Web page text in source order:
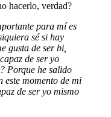
hacerlo, verdad?
para mí es
sé si hay
gusta de ser bi,
de ser yo
Porque he salido
este momento de mi
de ser yo mismo